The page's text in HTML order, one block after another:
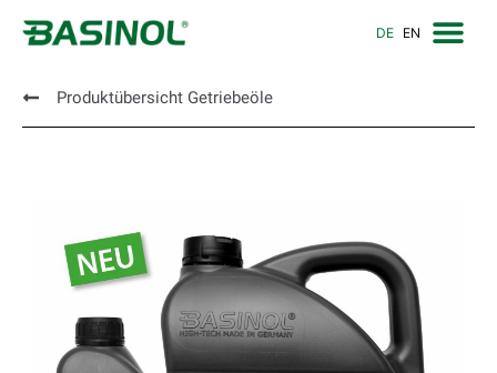
DE EN
Produktübersicht Getriebeöle